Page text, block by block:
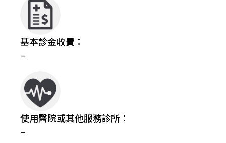
基本診金收費：
–
使用醫院或其他服務診所：
–